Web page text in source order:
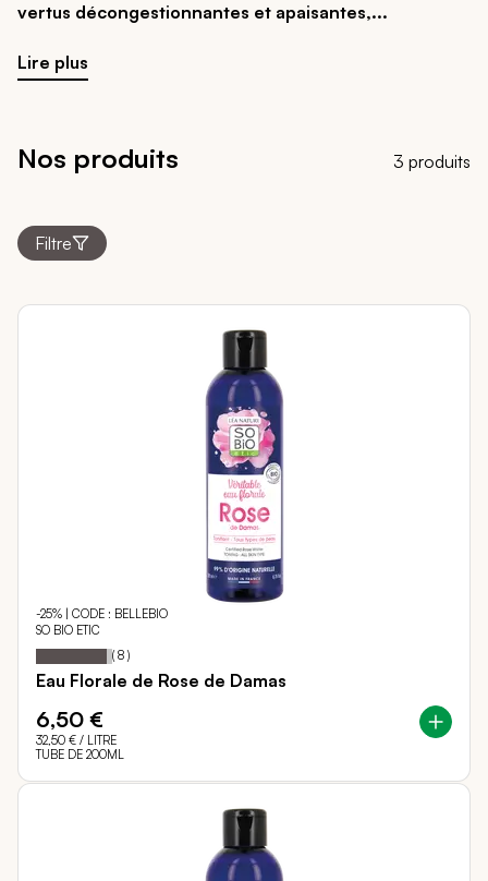
vertus décongestionnantes et apaisantes,
Lire plus
3 produits
Nos produits
Filtre
-25% | CODE : BELLEBIO
SO BIO ETIC
Notation: 93
% of
( 8 )
Eau Florale de Rose de Damas
6,50 €
32,50 € / LITRE
TUBE DE 200ML